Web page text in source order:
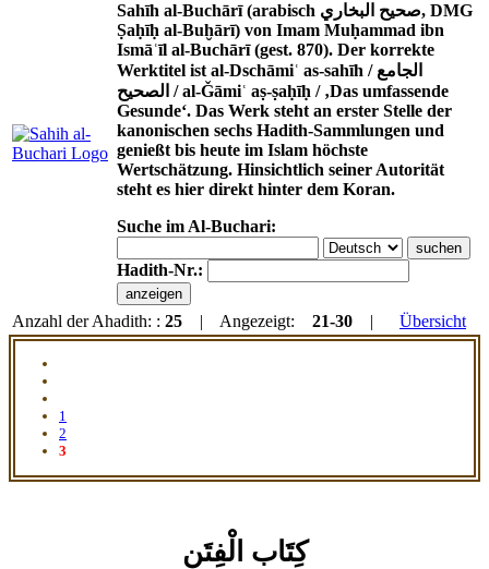
Sahīh al-Buchārī (arabisch صحيح البخاري, DMG
Ṣaḥīḥ al-Buḫārī) von Imam Muḥammad ibn
Ismāʿīl al-Buchārī (gest. 870). Der korrekte
Werktitel ist al-Dschāmiʿ as-sahīh / الجامع
الصحيح / al-Ǧāmiʿ aṣ-ṣaḥīḥ / ‚Das umfassende
Gesunde‘. Das Werk steht an erster Stelle der
kanonischen sechs Hadith-Sammlungen und
genießt bis heute im Islam höchste
Wertschätzung. Hinsichtlich seiner Autorität
steht es hier direkt hinter dem Koran.
Suche im Al-Buchari:
Hadith-Nr.:
Anzahl der Ahadith: : 25 | Angezeigt: 21-30 | Übersicht
1
2
3
كِتَاب الْفِتَنِ